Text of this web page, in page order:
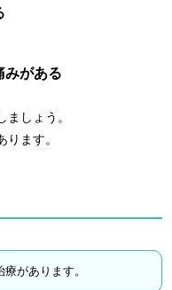
みがある
ましょう。
ます。
療があります。